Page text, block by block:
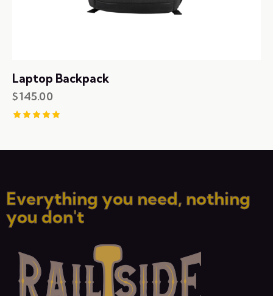
Laptop Backpack
$145.00
Everything you need, nothing
you don't